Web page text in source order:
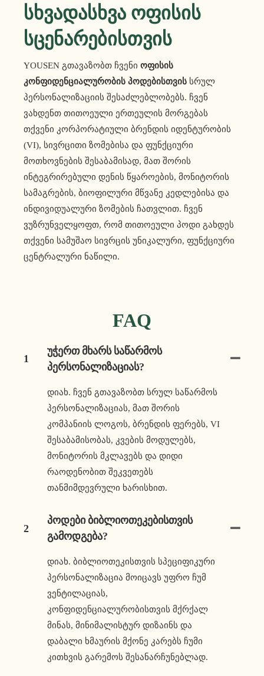
Სხვადასხვა Ოფისის
Სცენარებისთვის
YOUSEN გთავაზობთ ჩვენი ოფისის
კონფიდენციალურობის პოდებისთვის სრულ
პერსონალიზაციის შესაძლებლობებს. ჩვენ
ვახდენთ თითოეული ერთეულის მორგებას
თქვენი კორპორატიული ბრენდის იდენტურობის
(VI), სივრცითი ზომებისა და ფუნქციური
მოთხოვნების შესაბამისად, მათ შორის
ინტეგრირებული დენის წყაროების, მონიტორის
სამაგრების, ბიოფილური მწვანე კედლებისა და
ინდივიდუალური ზომების ჩათვლით. ჩვენ
ვუზრუნველყოფთ, რომ თითოეული პოდი გახდეს
თქვენი სამუშაო სივრცის უნიკალური, ფუნქციური
ცენტრალური ნაწილი.
FAQ
1
Უჭერთ Მხარს Საწარმოს
Პერსონალიზაციას?
დიახ. ჩვენ გთავაზობთ სრულ საწარმოს
პერსონალიზაციას, მათ შორის
კომპანიის ლოგოს, ბრენდის ფერებს, VI
შესაბამისობას, კვების მოდულებს,
მონიტორის მკლავებს და დიდი
რაოდენობით შეკვეთებს
თანმიმდევრული ხარისხით.
2
Პოდები Ბიბლიოთეკებისთვის
Გამოდგება?
დიახ. ბიბლიოთეკისთვის სპეციფიკური
პერსონალიზაცია მოიცავს უფრო ჩუმ
ვენტილაციას,
კონფიდენციალურობისთვის მქრქალ
მინას, მინიმალისტურ დიზაინს და
დაბალი ხმაურის მქონე კარებს ჩუმი
კითხვის გარემოს შესანარჩუნებლად.